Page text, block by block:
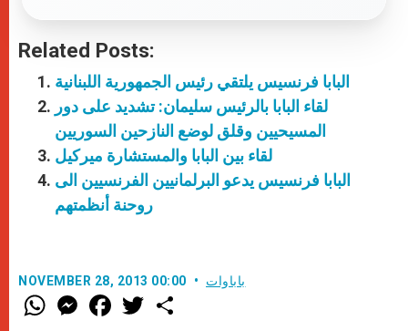
Related Posts:
البابا فرنسيس يلتقي رئيس الجمهورية اللبنانية
لقاء البابا بالرئيس سليمان: تشديد على دور
المسيحيين وقلق لوضع النازحين السوريين
لقاء بين البابا والمستشارة ميركيل
البابا فرنسيس يدعو البرلمانيين الفرنسيين الى
روحنة أنظمتهم
NOVEMBER 28, 2013 00:00 باباوات
W
h
M
e
F
a w